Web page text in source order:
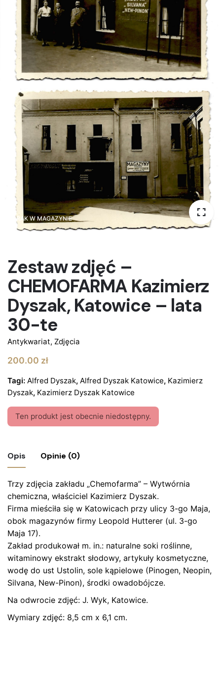
BRAK W MAGAZYNIE
Zestaw zdjęć –
CHEMOFARMA Kazimierz
Dyszak, Katowice – lata
30-te
Antykwariat, Zdjęcia
200.00 zł
Tagi: Alfred Dyszak, Alfred Dyszak Katowice, Kazimierz
Dyszak, Kazimierz Dyszak Katowice
Ten produkt jest obecnie niedostępny.
Opis Opinie (0)
Trzy zdjęcia zakładu „Chemofarma” – Wytwórnia
chemiczna, właściciel Kazimierz Dyszak.
Firma mieściła się w Katowicach przy ulicy 3-go Maja,
obok magazynów firmy Leopold Hutterer (ul. 3-go
Maja 17).
Zakład produkował m. in.: naturalne soki roślinne,
witaminowy ekstrakt słodowy, artykuły kosmetyczne,
wodę do ust Ustolin, sole kąpielowe (Pinogen, Neopin,
Silvana, New-Pinon), środki owadobójcze.
Na odwrocie zdjęć: J. Wyk, Katowice.
Wymiary zdjęć: 8,5 cm x 6,1 cm.
Nie ma jeszcze żadnych recenzji.
Bądź pierwszym recenzentem “Zestaw
zdjęć – CHEMOFARMA Kazimierz Dyszak,
Katowice – lata 30-te”
Twój adres email nie zostanie opublikowany. Wymagane
pola są oznaczone*
Oceń ten produkt:*
ZOSTAW ODPOWIEDŹ